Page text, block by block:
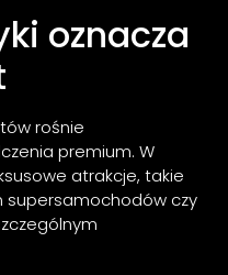
oznacza
rośnie
premium. W
atrakcje, takie
supersamochodów czy